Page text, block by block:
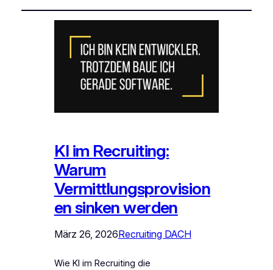
KI im Recruiting:
Warum
Vermittlungsprovision
en sinken werden
März 26, 2026Recruiting DACH
Wie KI im Recruiting die